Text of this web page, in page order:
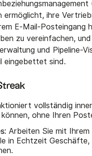
ihre
E-Mail-Posteingang
zu vereinfachen,
und Pipeline-
eingebettet sind.
vollständig
ohne Ihren
: Arbeiten Sie mit Ihrem
in Echtzeit